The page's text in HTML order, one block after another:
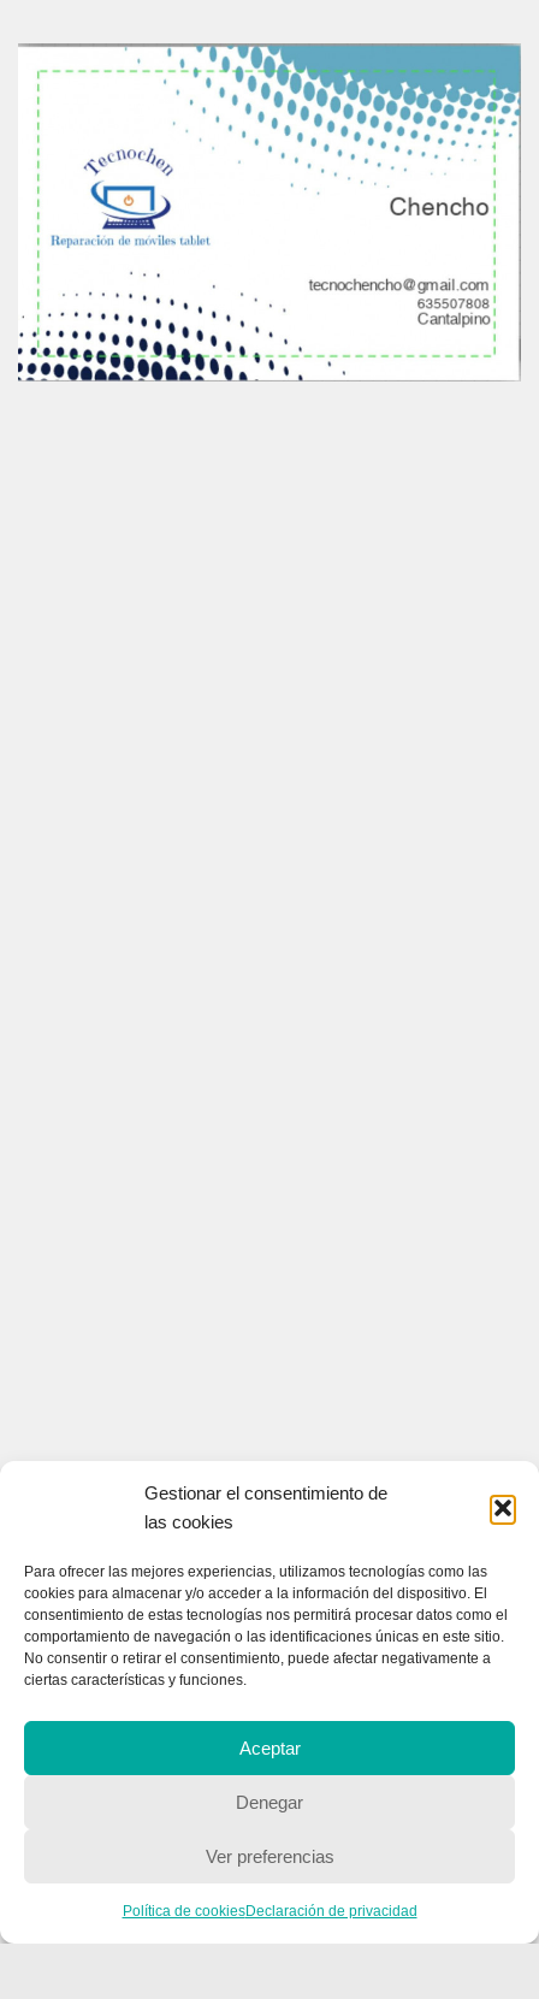
Gestionar el consentimiento de
las cookies
Para ofrecer las mejores experiencias, utilizamos tecnologías como las
cookies para almacenar y/o acceder a la información del dispositivo. El
consentimiento de estas tecnologías nos permitirá procesar datos como el
comportamiento de navegación o las identificaciones únicas en este sitio.
No consentir o retirar el consentimiento, puede afectar negativamente a
ciertas características y funciones.
Aceptar
Denegar
Ver preferencias
Política de cookiesDeclaración de privacidad
QUIENES SOMOS